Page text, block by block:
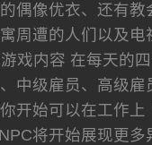
偶像优衣、还有
周遭的人们以及
戏内容 在每天的四
中级雇员、高级
开始可以在工作
将开始展现更